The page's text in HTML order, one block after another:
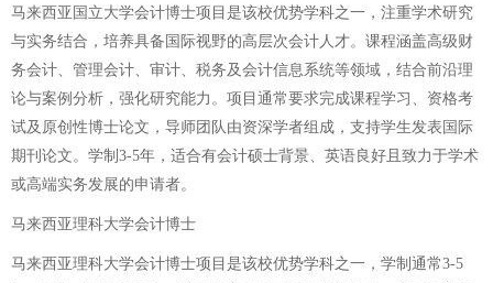
马来西亚国立大学会计博士项目是该校优势学科之一，注重学术研究
与实务结合，培养具备国际视野的高层次会计人才。课程涵盖高级财
务会计、管理会计、审计、税务及会计信息系统等领域，结合前沿理
论与案例分析，强化研究能力。项目通常要求完成课程学习、资格考
试及原创性博士论文，导师团队由资深学者组成，支持学生发表国际
期刊论文。学制3-5年，适合有会计硕士背景、英语良好且致力于学术
或高端实务发展的申请者。
马来西亚理科大学会计博士
马来西亚理科大学会计博士项目是该校优势学科之一，学制通常3-5